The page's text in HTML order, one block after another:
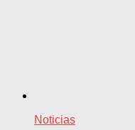
Noticias